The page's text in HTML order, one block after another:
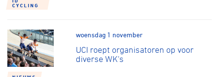
Over ons
Lid worden
CYCLING
woensdag 1 november
UCI roept organisatoren op voor
diverse WK's